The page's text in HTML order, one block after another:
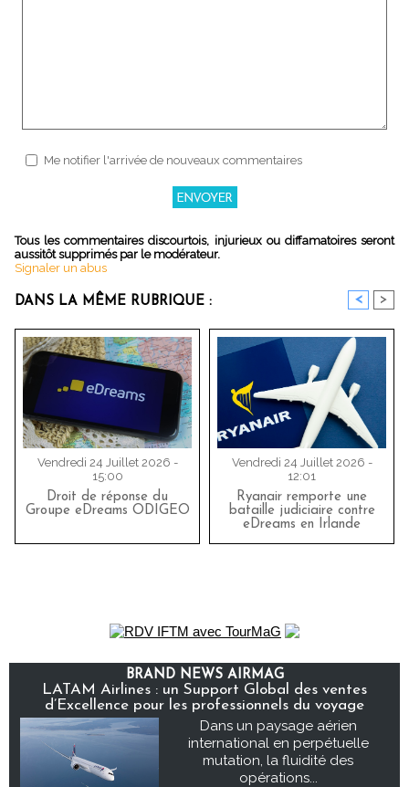
Me notifier l'arrivée de nouveaux commentaires
Tous les commentaires discourtois, injurieux ou diffamatoires seront
aussitôt supprimés par le modérateur.
Signaler un abus
DANS LA MÊME RUBRIQUE : < >
Vendredi 24 Juillet 2026 -
15:00
Droit de réponse du
Groupe eDreams ODIGEO
Vendredi 24 Juillet 2026 -
12:01
Ryanair remporte une
bataille judiciaire contre
eDreams en Irlande
BRAND NEWS AIRMAG
LATAM Airlines : un Support Global des ventes
d’Excellence pour les professionnels du voyage
Dans un paysage aérien
international en perpétuelle
mutation, la fluidité des
opérations...